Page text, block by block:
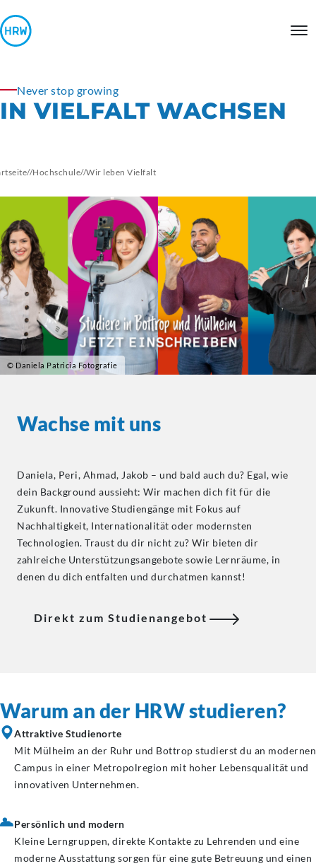
Never stop growing
IN VIELFALT WACHSEN
//Hochschule//Wir leben Vielfalt
© Daniela Patricia Fotografie
Wachse mit uns
Daniela, Peri, Ahmad, Jakob – und bald auch du? Egal, wie
dein Background aussieht: Wir machen dich fit für die
Zukunft. Innovative Studiengänge mit Fokus auf
Nachhaltigkeit, Internationalität oder modernsten
Technologien. Traust du dir nicht zu? Wir bieten dir
zahlreiche Unterstützungsangebote sowie Lernräume, in
denen du dich entfalten und durchatmen kannst!
Direkt zum Studienangebot
Warum an der HRW studieren?
Attraktive Studienorte
Mit Mülheim an der Ruhr und Bottrop studierst du an modernen
Campus in einer Metropolregion mit hoher Lebensqualität und
innovativen Unternehmen.
Persönlich und modern
Kleine Lerngruppen, direkte Kontakte zu Lehrenden und eine
moderne Ausstattung sorgen für eine gute Betreuung und einen